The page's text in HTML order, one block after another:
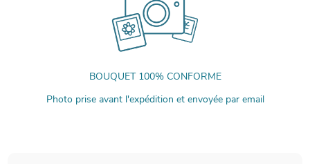
BOUQUET 100% CONFORME
Photo prise avant l'expédition et envoyée par email